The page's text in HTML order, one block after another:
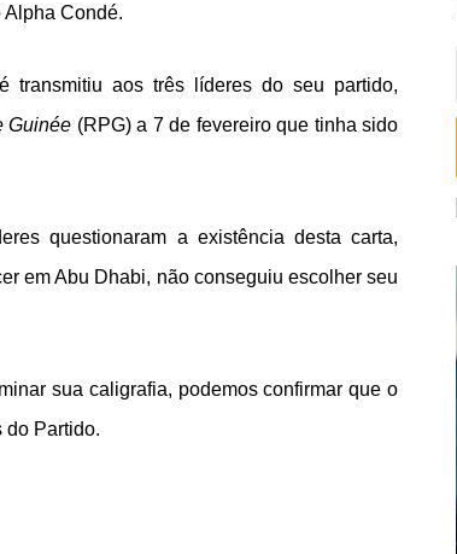
Alpha Condé.
transmitiu aos três líderes do seu partido,
Guinée (RPG) a 7 de fevereiro que tinha sido
questionaram a existência desta carta,
em Abu Dhabi, não conseguiu escolher seu
sua caligrafia, podemos confirmar que o
do Partido.